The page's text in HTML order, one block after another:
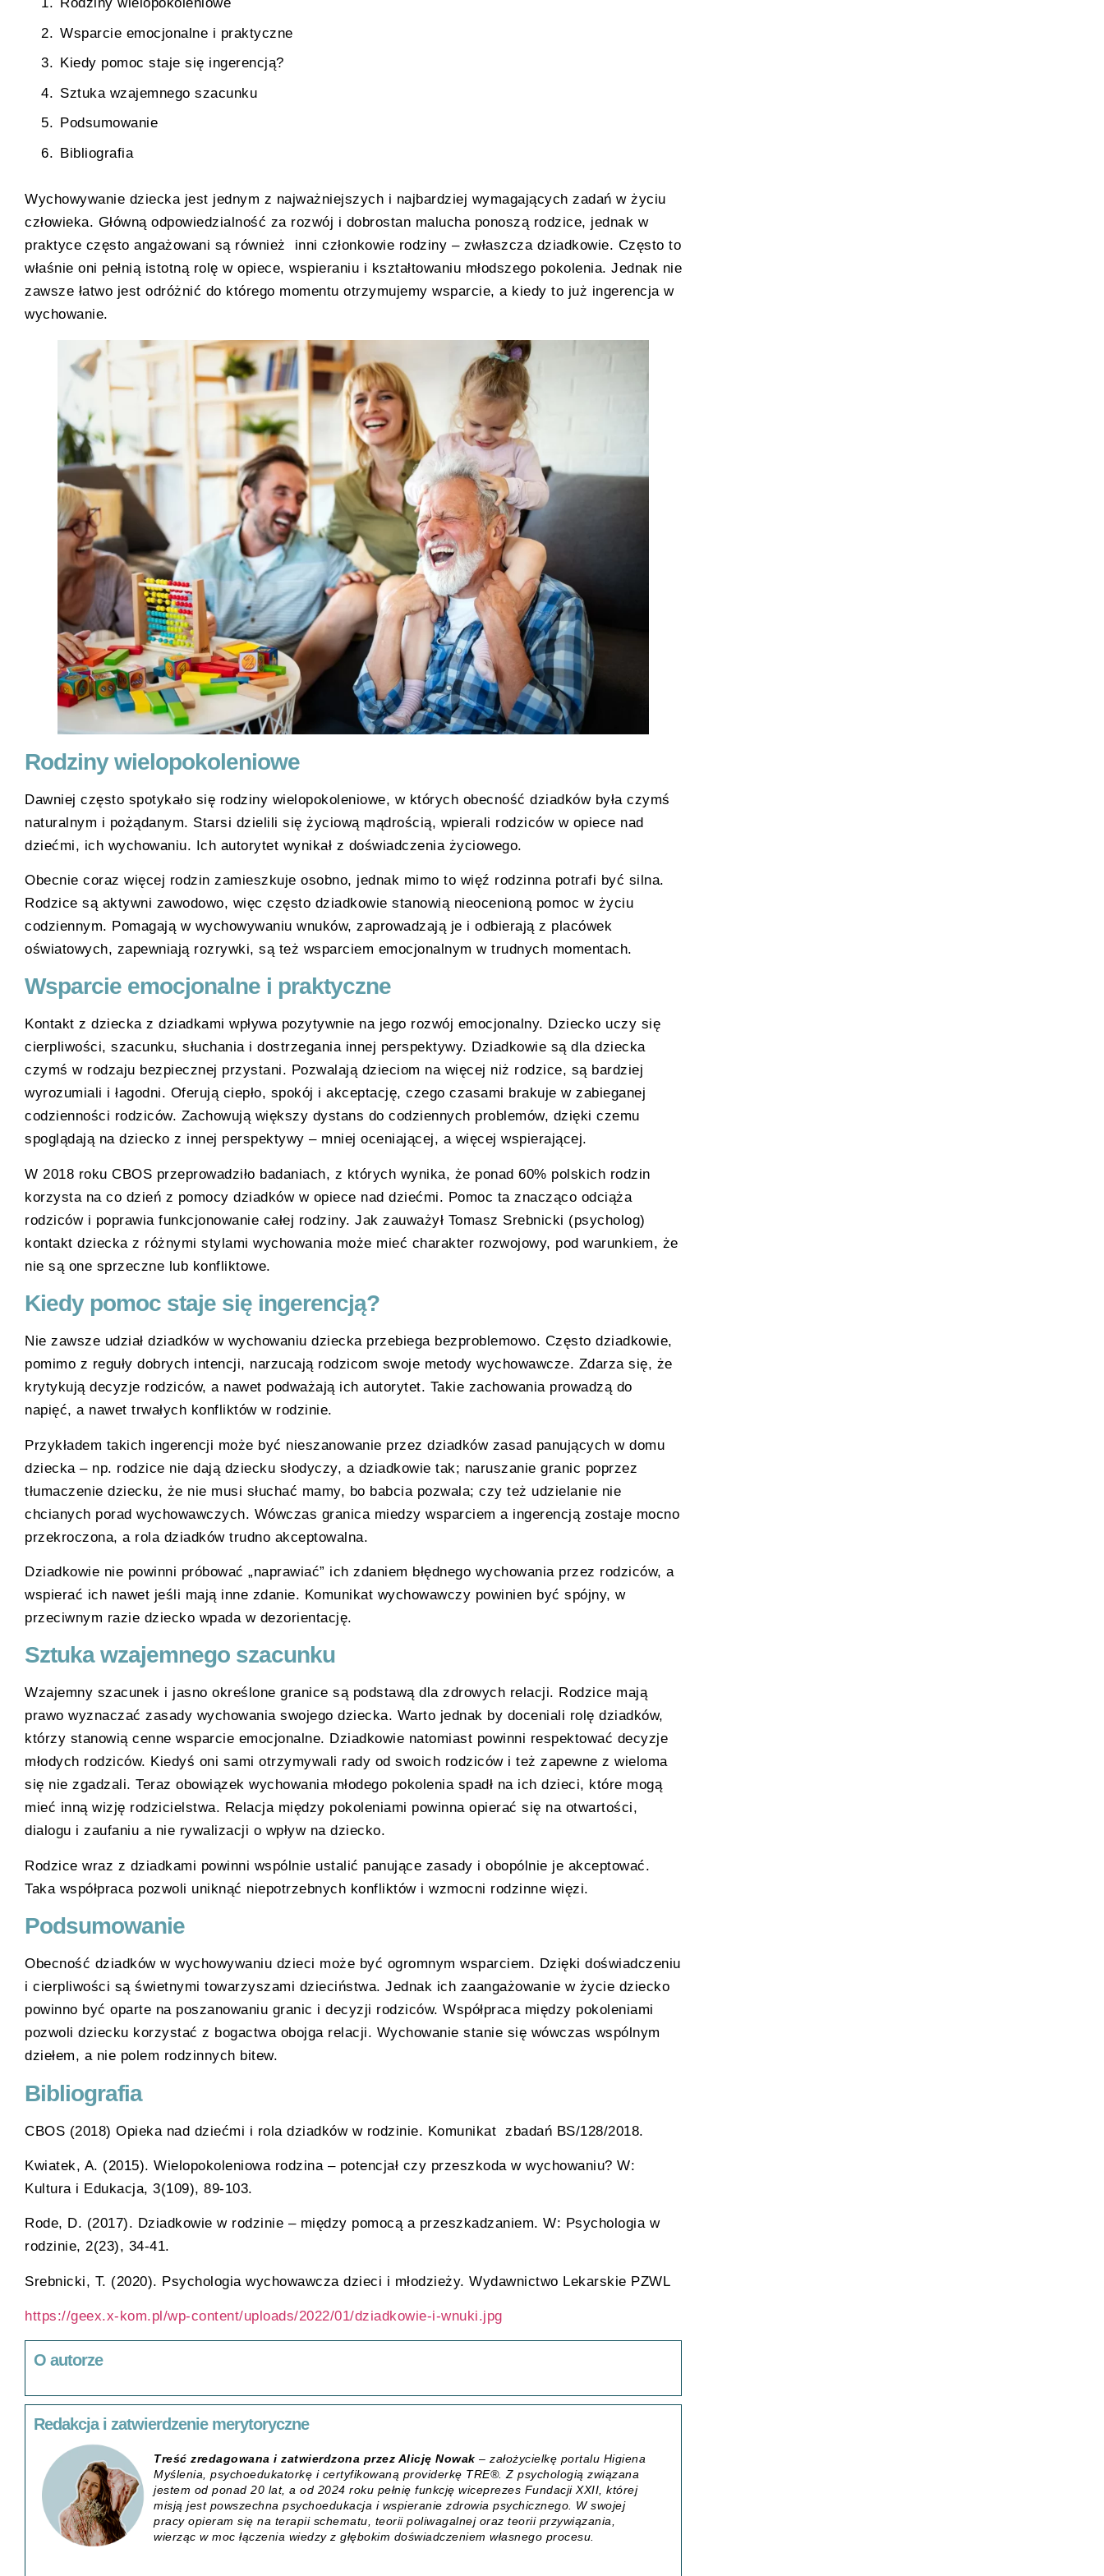
Wsparcie emocjonalne i praktyczne
Kiedy pomoc staje się ingerencją?
Sztuka wzajemnego szacunku
Podsumowanie
Bibliografia
Wychowywanie dziecka jest jednym z najważniejszych i najbardziej wymagających zadań w życiu
człowieka. Główną odpowiedzialność za rozwój i dobrostan malucha ponoszą rodzice, jednak w
praktyce często angażowani są również inni członkowie rodziny – zwłaszcza dziadkowie. Często to
właśnie oni pełnią istotną rolę w opiece, wspieraniu i kształtowaniu młodszego pokolenia. Jednak nie
zawsze łatwo jest odróżnić do którego momentu otrzymujemy wsparcie, a kiedy to już ingerencja w
wychowanie.
Rodziny wielopokoleniowe
Dawniej często spotykało się rodziny wielopokoleniowe, w których obecność dziadków była czymś
naturalnym i pożądanym. Starsi dzielili się życiową mądrością, wpierali rodziców w opiece nad
dziećmi, ich wychowaniu. Ich autorytet wynikał z doświadczenia życiowego.
Obecnie coraz więcej rodzin zamieszkuje osobno, jednak mimo to więź rodzinna potrafi być silna.
Rodzice są aktywni zawodowo, więc często dziadkowie stanowią nieocenioną pomoc w życiu
codziennym. Pomagają w wychowywaniu wnuków, zaprowadzają je i odbierają z placówek
oświatowych, zapewniają rozrywki, są też wsparciem emocjonalnym w trudnych momentach.
Wsparcie emocjonalne i praktyczne
Kontakt z dziecka z dziadkami wpływa pozytywnie na jego rozwój emocjonalny. Dziecko uczy się
cierpliwości, szacunku, słuchania i dostrzegania innej perspektywy. Dziadkowie są dla dziecka
czymś w rodzaju bezpiecznej przystani. Pozwalają dzieciom na więcej niż rodzice, są bardziej
wyrozumiali i łagodni. Oferują ciepło, spokój i akceptację, czego czasami brakuje w zabieganej
codzienności rodziców. Zachowują większy dystans do codziennych problemów, dzięki czemu
spoglądają na dziecko z innej perspektywy – mniej oceniającej, a więcej wspierającej.
W 2018 roku CBOS przeprowadziło badaniach, z których wynika, że ponad 60% polskich rodzin
korzysta na co dzień z pomocy dziadków w opiece nad dziećmi. Pomoc ta znacząco odciąża
rodziców i poprawia funkcjonowanie całej rodziny. Jak zauważył Tomasz Srebnicki (psycholog)
kontakt dziecka z różnymi stylami wychowania może mieć charakter rozwojowy, pod warunkiem, że
nie są one sprzeczne lub konfliktowe.
Kiedy pomoc staje się ingerencją?
Nie zawsze udział dziadków w wychowaniu dziecka przebiega bezproblemowo. Często dziadkowie,
pomimo z reguły dobrych intencji, narzucają rodzicom swoje metody wychowawcze. Zdarza się, że
krytykują decyzje rodziców, a nawet podważają ich autorytet. Takie zachowania prowadzą do
napięć, a nawet trwałych konfliktów w rodzinie.
Przykładem takich ingerencji może być nieszanowanie przez dziadków zasad panujących w domu
dziecka – np. rodzice nie dają dziecku słodyczy, a dziadkowie tak; naruszanie granic poprzez
tłumaczenie dziecku, że nie musi słuchać mamy, bo babcia pozwala; czy też udzielanie nie
chcianych porad wychowawczych. Wówczas granica miedzy wsparciem a ingerencją zostaje mocno
przekroczona, a rola dziadków trudno akceptowalna.
Dziadkowie nie powinni próbować „naprawiać” ich zdaniem błędnego wychowania przez rodziców, a
wspierać ich nawet jeśli mają inne zdanie. Komunikat wychowawczy powinien być spójny, w
przeciwnym razie dziecko wpada w dezorientację.
Sztuka wzajemnego szacunku
Wzajemny szacunek i jasno określone granice są podstawą dla zdrowych relacji. Rodzice mają
prawo wyznaczać zasady wychowania swojego dziecka. Warto jednak by doceniali rolę dziadków,
którzy stanowią cenne wsparcie emocjonalne. Dziadkowie natomiast powinni respektować decyzje
młodych rodziców. Kiedyś oni sami otrzymywali rady od swoich rodziców i też zapewne z wieloma
się nie zgadzali. Teraz obowiązek wychowania młodego pokolenia spadł na ich dzieci, które mogą
mieć inną wizję rodzicielstwa. Relacja między pokoleniami powinna opierać się na otwartości,
dialogu i zaufaniu a nie rywalizacji o wpływ na dziecko.
Rodzice wraz z dziadkami powinni wspólnie ustalić panujące zasady i obopólnie je akceptować.
Taka współpraca pozwoli uniknąć niepotrzebnych konfliktów i wzmocni rodzinne więzi.
Podsumowanie
Obecność dziadków w wychowywaniu dzieci może być ogromnym wsparciem. Dzięki doświadczeniu
i cierpliwości są świetnymi towarzyszami dzieciństwa. Jednak ich zaangażowanie w życie dziecko
powinno być oparte na poszanowaniu granic i decyzji rodziców. Współpraca między pokoleniami
pozwoli dziecku korzystać z bogactwa obojga relacji. Wychowanie stanie się wówczas wspólnym
dziełem, a nie polem rodzinnych bitew.
Bibliografia
CBOS (2018) Opieka nad dziećmi i rola dziadków w rodzinie. Komunikat zbadań BS/128/2018.
Kwiatek, A. (2015). Wielopokoleniowa rodzina – potencjał czy przeszkoda w wychowaniu? W:
Kultura i Edukacja, 3(109), 89-103.
Rode, D. (2017). Dziadkowie w rodzinie – między pomocą a przeszkadzaniem. W: Psychologia w
rodzinie, 2(23), 34-41.
Srebnicki, T. (2020). Psychologia wychowawcza dzieci i młodzieży. Wydawnictwo Lekarskie PZWL
https://geex.x-kom.pl/wp-content/uploads/2022/01/dziadkowie-i-wnuki.jpg
O autorze
Redakcja i zatwierdzenie merytoryczne
Treść zredagowana i zatwierdzona przez Alicję Nowak – założycielkę portalu Higiena
Myślenia , psychoedukatorkę i certyfikowaną providerkę TRE®. Z psychologią związana
jestem od ponad 20 lat, a od 2024 roku pełnię funkcję wiceprezes Fundacji XXII, której
misją jest powszechna psychoedukacja i wspieranie zdrowia psychicznego. W swojej
pracy opieram się na terapii schematu, teorii poliwagalnej oraz teorii przywiązania,
wierząc w moc łączenia wiedzy z głębokim doświadczeniem własnego procesu.